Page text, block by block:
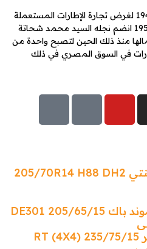
أسسها محمد شحاتة منذ عام 1940 لغرض تجارة الإطارات المستعملة
من الجيش المصري ، وفي عام 1950 انضم نجله السيد محمد شحاتة
منذ ذلك الحين لتصبح واحدة من
في السوق المصري في ذلك
إطار ديلينتي 205/70R14 H88 DH2
إطار دياموند باك 205/65/15 DE301
إطار تيجر 235/75/15 (4X4) RT